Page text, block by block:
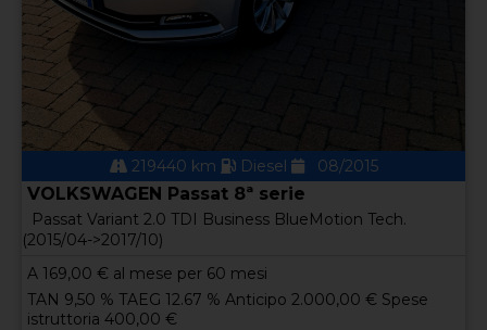
219440 km Diesel 08/2015
VOLKSWAGEN Passat 8ª serie
Passat Variant 2.0 TDI Business BlueMotion Tech.
(2015/04->2017/10)
A 169,00 € al mese per 60 mesi
TAN 9,50 % TAEG 12.67 % Anticipo 2.000,00 € Spese
istruttoria 400,00 €